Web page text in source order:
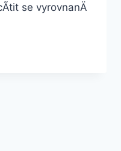
se vyrovnanÄ